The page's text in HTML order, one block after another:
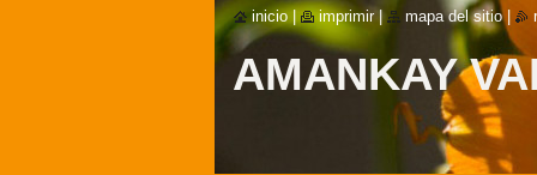
AMANKAY
inicio imprimir | mapa del sitio